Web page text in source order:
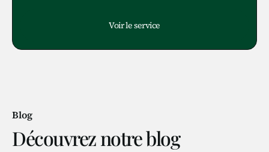
Voir le service
Blog
Découvrez notre blog